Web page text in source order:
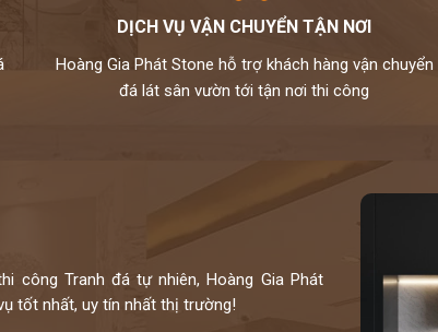
hợp cho mọi không gian.
đặt theo yêu cầu cho khách hàng nên không phải qua
khách hàng trong vòng 24h,tất cả thành phẩm của
hành cùng khách hàng.
thi công đá bàn bếp số 1 tại Hà Nội
CỦA CHÚNG TÔI - HÂN HẠNH
DỊCH VỤ VẬN CHUYỂN TẬN NƠI
Hoàng Gia Phát Stone hỗ trợ khách hàng vận chuyển
đá lát sân vườn tới tận nơi thi công
công Tranh đá tự nhiên, Hoàng Gia Phát
tốt nhất, uy tín nhất thị trường!